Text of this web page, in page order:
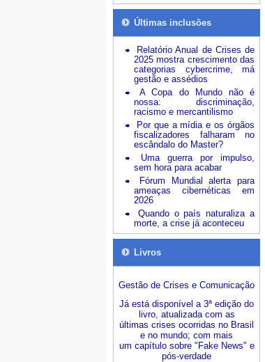
Últimas inclusões
Relatório Anual de Crises de
2025 mostra crescimento das
categorias cybercrime, má
gestão e assédios
A Copa do Mundo não é
nossa: discriminação,
racismo e mercantilismo
Por que a mídia e os órgãos
fiscalizadores falharam no
escândalo do Master?
Uma guerra por impulso,
sem hora para acabar
Fórum Mundial alerta para
ameaças cibernéticas em
2026
Quando o país naturaliza a
morte, a crise já aconteceu
Livros
Gestão de Crises e Comunicação
Já está disponível a 3ª edição do
livro, atualizada com as
últimas crises ocorridas no Brasil
e no mundo; com mais
um capítulo sobre "Fake News" e
pós-verdade